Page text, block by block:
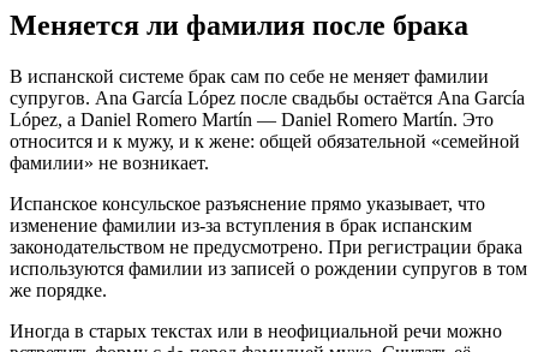
Меняется ли фамилия после брака
В испанской системе брак сам по себе не меняет фамилии
супругов. Ana García López после свадьбы остаётся Ana García
López, а Daniel Romero Martín — Daniel Romero Martín. Это
относится и к мужу, и к жене: общей обязательной «семейной
фамилии» не возникает.
Испанское консульское разъяснение прямо указывает, что
изменение фамилии из-за вступления в брак испанским
законодательством не предусмотрено. При регистрации брака
используются фамилии из записей о рождении супругов в том
же порядке.
Иногда в старых текстах или в неофициальной речи можно